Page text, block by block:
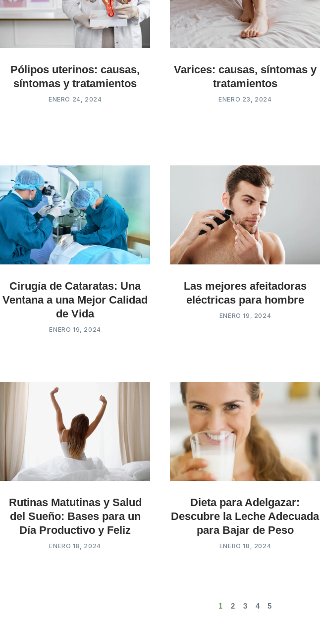
Pólipos uterinos: causas,
síntomas y tratamientos
ENERO 24, 2024
Varices: causas, síntomas y
tratamientos
ENERO 23, 2024
Cirugía de Cataratas: Una
Ventana a una Mejor Calidad
de Vida
ENERO 19, 2024
Las mejores afeitadoras
eléctricas para hombre
ENERO 19, 2024
Rutinas Matutinas y Salud
del Sueño: Bases para un
Día Productivo y Feliz
ENERO 18, 2024
Dieta para Adelgazar:
Descubre la Leche Adecuada
para Bajar de Peso
ENERO 18, 2024
1 2 3 4 5